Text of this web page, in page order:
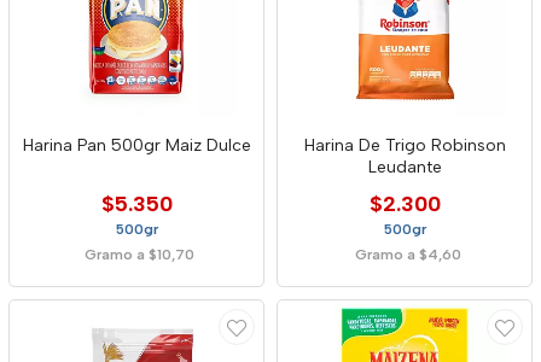
Harina Pan 500gr Maiz Dulce
$5.350
500gr
Gramo a $10,70
Harina De Trigo Robinson
Leudante
$2.300
500gr
Gramo a $4,60